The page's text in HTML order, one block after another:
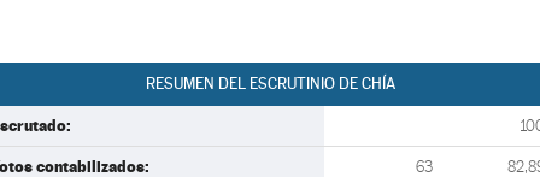
RESUMEN DEL ESCRUTINIO DE CHÍA
contabilizados: 63